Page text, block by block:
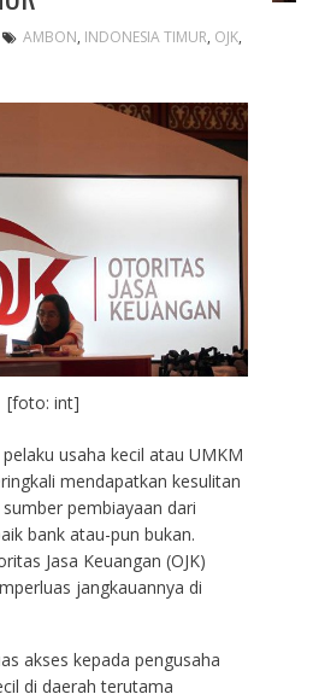
AMBON, INDONESIA TIMUR, OJK,
[foto: int]
usaha kecil atau UMKM
mendapatkan kesulitan
pembiayaan dari
bank atau-pun bukan.
Jasa Keuangan (OJK)
jangkauannya di
akses kepada pengusaha
di daerah terutama